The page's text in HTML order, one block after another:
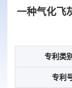
一种气化飞
专利类别
专利